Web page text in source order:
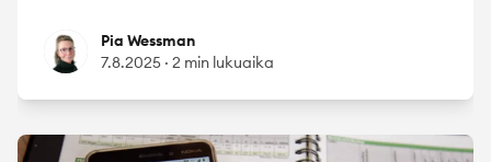
Pia WessmanPia Wessman
7.8.2025 · 2 min lukuaika